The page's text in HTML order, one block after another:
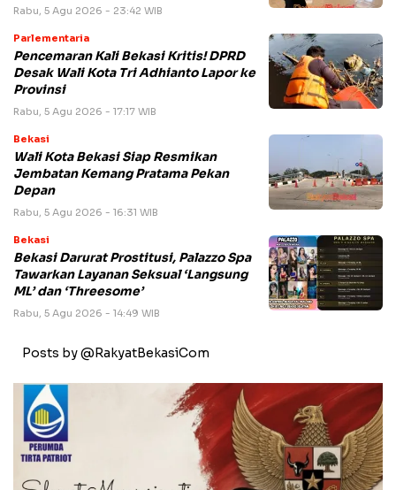
Rabu, 5 Agu 2026 - 23:42 WIB
Parlementaria
Pencemaran Kali Bekasi Kritis! DPRD
Desak Wali Kota Tri Adhianto Lapor ke
Provinsi
Rabu, 5 Agu 2026 - 17:17 WIB
Bekasi
Wali Kota Bekasi Siap Resmikan
Jembatan Kemang Pratama Pekan
Depan
Rabu, 5 Agu 2026 - 16:31 WIB
Bekasi
Bekasi Darurat Prostitusi, Palazzo Spa
Tawarkan Layanan Seksual ‘Langsung
ML’ dan ‘Threesome’
Rabu, 5 Agu 2026 - 14:49 WIB
Posts by @RakyatBekasiCom